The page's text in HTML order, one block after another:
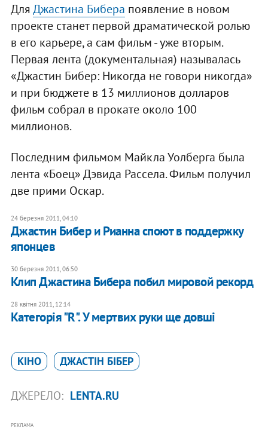
ДляДжастина Бибера появление в новом
проекте станет первой драматической ролью
в его карьере, а сам фильм - уже вторым.
Первая лента (документальная) называлась
«Джастин Бибер: Никогда не говори никогда»
и при бюджете в 13 миллионов долларов
фильм собрал в прокате около 100
миллионов.
Последним фильмом Майкла Уолберга была
лента «Боец» Дэвида Рассела. Фильм получил
две прими Оскар.
24 березня 2011, 04:10
Джастин Бибер и Рианна споют в поддержку
японцев
30 березня 2011, 06:50
Клип Джастина Бибера побил мировой рекорд
28 квітня 2011, 12:14
Категорія "R". У мертвих руки ще довші
КІНО ДЖАСТІН БІБЕР
ДЖЕРЕЛО: LENTA.RU
РЕКЛАМА